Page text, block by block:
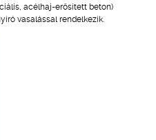
acélhaj-erősített beton)
vasalással rendelkezik.